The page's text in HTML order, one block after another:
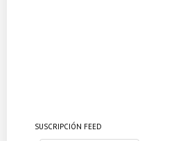
SUSCRIPCIÓN FEED